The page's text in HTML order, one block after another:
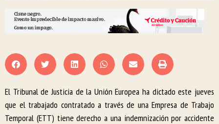
El Tribunal de Justicia de la Unión Europea ha dictado este jueves
que el trabajado contratado a través de una Empresa de Trabajo
Temporal (ETT) tiene derecho a una indemnización por accidente